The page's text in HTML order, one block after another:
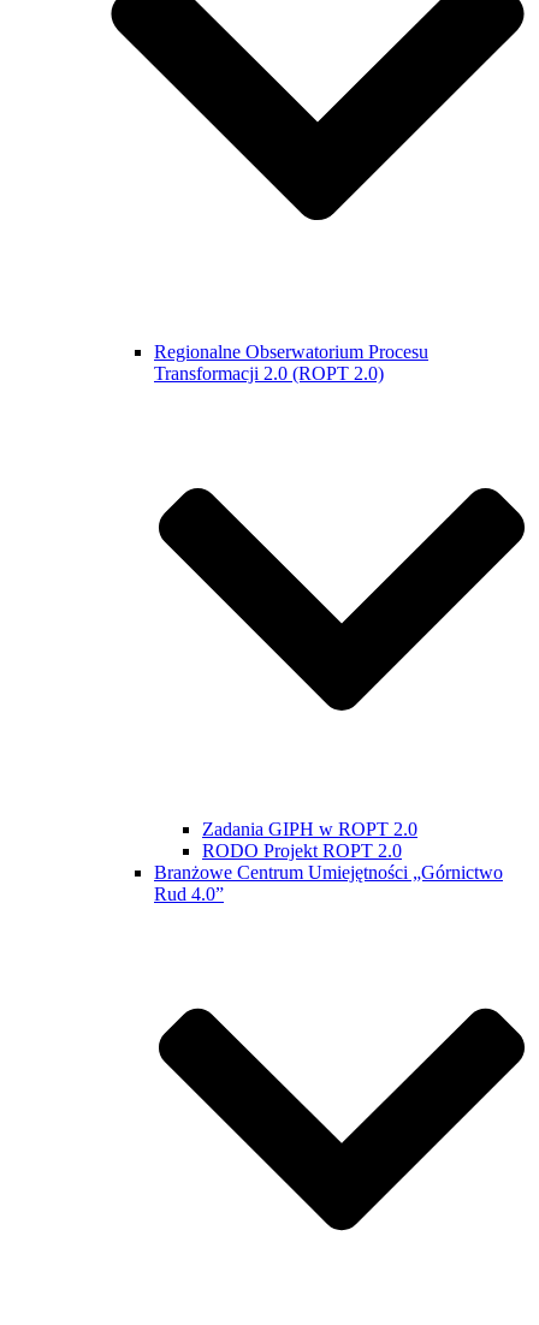
Regionalne Obserwatorium Procesu
Transformacji 2.0 (ROPT 2.0)
Zadania GIPH w ROPT 2.0
RODO Projekt ROPT 2.0
Branżowe Centrum Umiejętności „Górnictwo
Rud 4.0”